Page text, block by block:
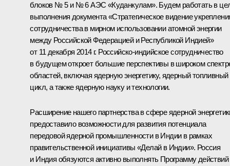
блоков № 5 и № 6 АЭС «Куданкулам». Будем работать в
выполнения документа «Стратегическое видение
сотрудничества в мирном использовании атомной энергии
между Российской Федерацией и Республикой Индией»
от 11 декабря 2014 г. Российско-индийское сотрудничество
в будущем откроет большие перспективы в широком
областей, включая ядерную энергетику, ядерный топливный
цикл, а также ядерную науку и технологии.
Расширение нашего партнерства в сфере ядерной
предоставило возможности для развития потенциала
передовой ядерной промышленности в Индии в рамках
правительственной инициативы «Делай в Индии». Россия
и Индия обязуются активно выполнять Программу действий